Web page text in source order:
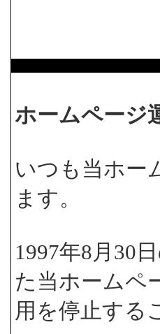
ホームページ
いつも当ホー
ます。
1997年8月30
た当ホームペ
用を停止する